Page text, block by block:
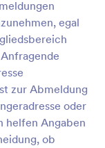
egal
zur Abmeldung
oder
helfen Angaben
ob